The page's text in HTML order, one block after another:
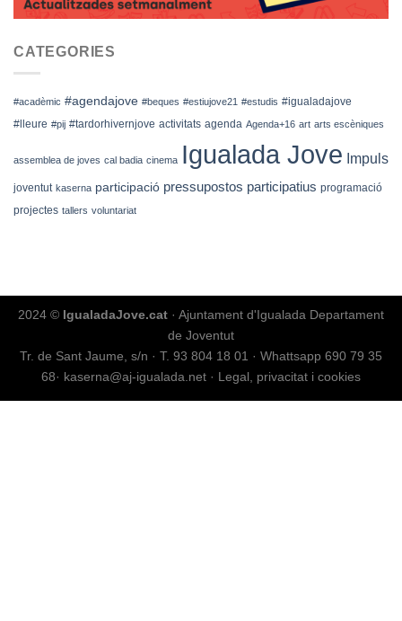
CATEGORIES
#acadèmic #agendajove #beques #estiujove21 #estudis #igualadajove
#lleure #pij #tardorhivernjove activitats agenda Agenda+16 art arts escèniques
assemblea de joves cal badia cinema Igualada Jove Impuls
joventut kaserna participació pressupostos participatius programació
projectes tallers voluntariat
2024 © IgualadaJove.cat · Ajuntament d'Igualada Departament
de Joventut
Tr. de Sant Jaume, s/n · T. 93 804 18 01 · Whattsapp 690 79 35
68· kaserna@aj-igualada.net · Legal, privacitat i cookies